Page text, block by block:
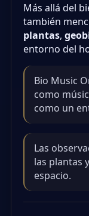
Más allá del
también
plantas,
entorno del
Bio Music
como
como un
Las
las plantas
espacio.